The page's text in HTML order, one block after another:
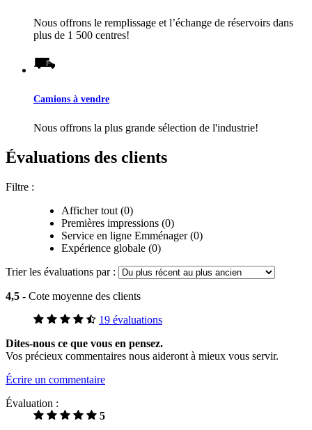
Nous offrons le remplissage et l’échange de réservoirs dans
plus de 1 500 centres!
Camions à vendre
Nous offrons la plus grande sélection de l'industrie!
Évaluations des clients
Filtre :
Afficher tout (0)
Premières impressions (0)
Service en ligne Emménager (0)
Expérience globale (0)
Trier les évaluations par :
4,5 - Cote moyenne des clients
19 évaluations
Dites-nous ce que vous en pensez.
Vos précieux commentaires nous aideront à mieux vous servir.
Écrire un commentaire
Évaluation :
5